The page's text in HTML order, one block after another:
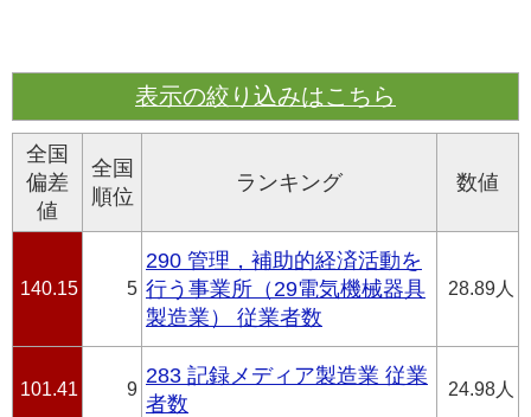
表示の絞り込みはこちら
全国
偏差
値
全国
順位
ランキング 数値
140.15 5
290 管理，補助的経済活動を
行う事業所（29電気機械器具
製造業） 従業者数
28.89人
101.41 9
283 記録メディア製造業 従業
者数
24.98人